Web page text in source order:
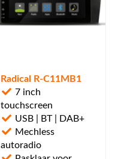
Radical R-C11MB1
7 inch
touchscreen
USB | BT | DAB+
Mechless
autoradio